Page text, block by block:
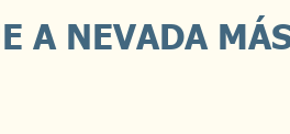
A NEVADA